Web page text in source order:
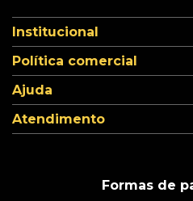
Institucional
Política comercial
Ajuda
Atendimento
Formas de